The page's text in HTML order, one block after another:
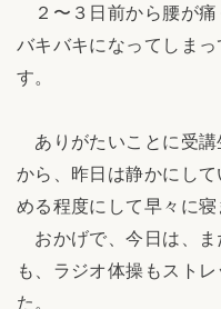
２〜３日前から腰が痛
バキバキになってしま
す。
ありがたいことに受講
から、昨日は静かにし
める程度にして早々に寝
おかげで、今日は、ま
も、ラジオ体操もスト
た。